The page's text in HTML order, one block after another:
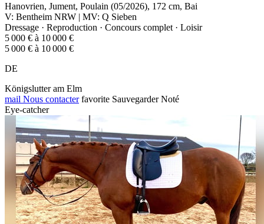
Hanovrien, Jument, Poulain (05/2026), 172 cm, Bai
V: Bentheim NRW | MV: Q Sieben
Dressage · Reproduction · Concours complet · Loisir
5 000 € à 10 000 €
5 000 € à 10 000 €
DE
Königslutter am Elm
mail Nous contacter favorite Sauvegarder Noté
Eye-catcher